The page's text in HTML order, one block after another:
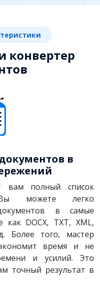
конвертер
в
вам полный список
Вы можете легко
в самые
DOCX, TXT, XML,
Более того, мастер
время и не
и усилий. Это
точный результат в